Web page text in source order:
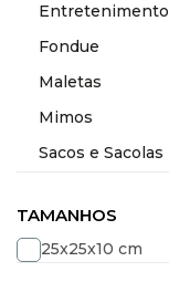
Entretenimento
Fondue
Maletas
Mimos
Sacos e Sacolas
TAMANHOS
25x25x10 cm